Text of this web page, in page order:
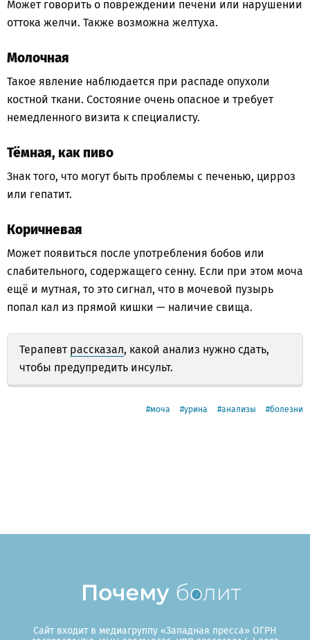
Может говорить о повреждении печени или нарушении
оттока желчи. Также возможна желтуха.
Молочная
Такое явление наблюдается при распаде опухоли
костной ткани. Состояние очень опасное и требует
немедленного визита к специалисту.
Тёмная, как пиво
Знак того, что могут быть проблемы с печенью, цирроз
или гепатит.
Коричневая
Может появиться после употребления бобов или
слабительного, содержащего сенну. Если при этом моча
ещё и мутная, то это сигнал, что в мочевой пузырь
попал кал из прямой кишки — наличие свища.
Терапевт рассказал, какой анализ нужно сдать,
чтобы предупредить инсульт.
моча урина анализы болезни
Сайт входит в медиагруппу «Западная пресса» ОГРН